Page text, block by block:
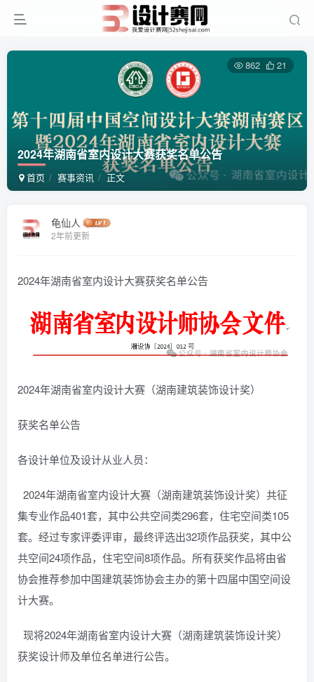
2024年湖南省室内设计大赛获奖名单公告
首页 赛事资讯 正文
862 21
龟仙人
2年前更新
2024年湖南省室内设计大赛获奖名单公告
2024年湖南省室内设计大赛（湖南建筑装饰设计奖）
获奖名单公告
各设计单位及设计从业人员：
2024年湖南省室内设计大赛（湖南建筑装饰设计奖）共征
集专业作品401套，其中公共空间类296套，住宅空间类105
套。经过专家评委评审，最终评选出32项作品获奖，其中公
共空间24项作品，住宅空间8项作品。所有获奖作品将由省
协会推荐参加中国建筑装饰协会主办的第十四届中国空间设
计大赛。
现将2024年湖南省室内设计大赛（湖南建筑装饰设计奖）
获奖设计师及单位名单进行公告。